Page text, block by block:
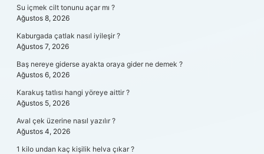
Su içmek cilt tonunu açar mı ?
Ağustos 8, 2026
Kaburgada çatlak nasıl iyileşir ?
Ağustos 7, 2026
Baş nereye giderse ayakta oraya gider ne demek ?
Ağustos 6, 2026
Karakuş tatlısı hangi yöreye aittir ?
Ağustos 5, 2026
Aval çek üzerine nasıl yazılır ?
Ağustos 4, 2026
1 kilo undan kaç kişilik helva çıkar ?